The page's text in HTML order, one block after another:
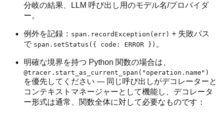
分岐の結果、LLM 呼び出し用のモデル名/プロバイダ
ー。
例外を記録： span.recordException(err) + 失敗パス
で span.setStatus({ code: ERROR }) 。
明確な境界を持つ Python 関数の場合は、
@tracer.start_as_current_span("operation.name")
を優先してください — 同じ呼び出しがデコレーターと
コンテキストマネージャーとして機能し、デコレータ
ー形式は通常、関数全体に対して必要なものです：